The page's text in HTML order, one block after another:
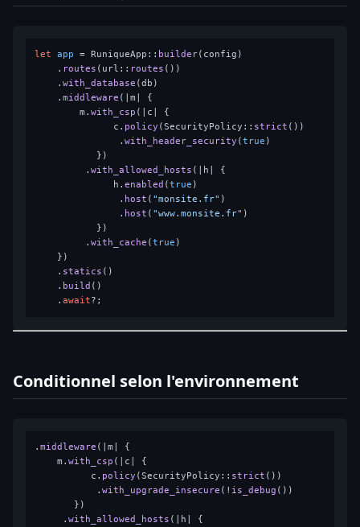
let app = RuniqueApp:: builder(config)
    .
routes (url:: routes ())
    .
with_database (db)
    .
middleware (|m| {
        m.
with_csp (|c| {
              c.
policy (SecurityPolicy:: strict ())
               .
with_header_security (true )
           })
         .
with_allowed_hosts (|h| {
              h.
enabled (true )
               .
host ( "monsite.fr" )
               .
host ( "www.monsite.fr" )
           })
         .
with_cache (true )
    })
    .
statics ()
    .
build ()
    .
await
Conditionnel selon l'environnement
.middleware (|m| {
    m.
with_csp (|c| {
          c.
policy (SecurityPolicy:: strict ())
           .
with_upgrade_insecure (! is_debug ())
       })
     .
with_allowed_hosts (|h| {